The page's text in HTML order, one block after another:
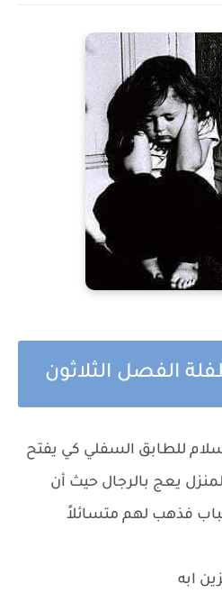
الفصل الثلاثون
للطابق السفلي كي يفتح
يعج بالرجال حيث أن
فذهب لهم متسائلاً
ابه